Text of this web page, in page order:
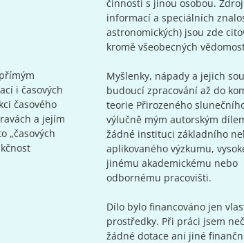
i časových
časového
a jejím
„časových
činností s jinou osobou.
informací a speciálních
astronomických) jsou zde
kromě všeobecných
Myšlenky, nápady a jejich
budoucí zpracování až do
teorie Přirozeného
výlučně mým autorským
žádné instituci základního
aplikovaného výzkumu,
jinému akademickému nebo
odbornému pracovišti.
Dílo bylo financováno jen
prostředky. Při práci jsem
žádné dotace ani jiné